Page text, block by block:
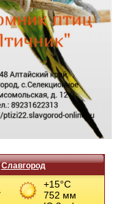
Славгород